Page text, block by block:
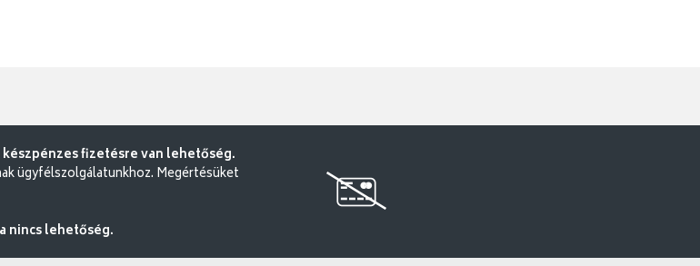
készpénzes fizetésre van lehetőség.
ügyfélszolgálatunkhoz. Megértésüket
nincs lehetőség.